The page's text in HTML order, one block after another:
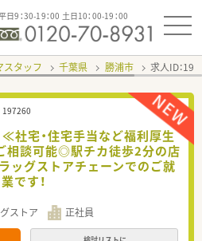
日9：30-19：00 土日10：00-19：00
スタッフ 千葉県 勝浦市 求人ID：
197260
≪社宅・住宅手当など福利厚生
談可能◎駅チカ徒歩2分の店
グストアチェーンでのご就
業です！
ストア 正社員